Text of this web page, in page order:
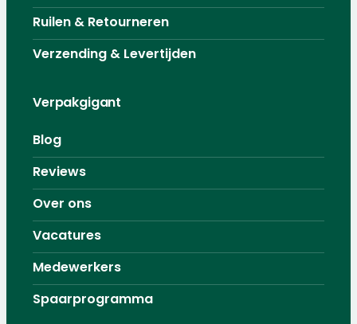
Ruilen & Retourneren
Verzending & Levertijden
Verpakgigant
Blog
Reviews
Over ons
Vacatures
Medewerkers
Spaarprogramma